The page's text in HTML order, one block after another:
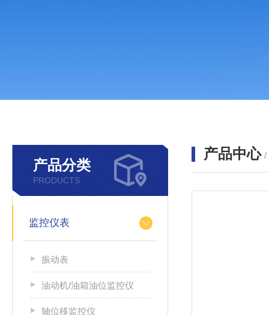
产品分类
PRODUCTS
监控仪表
振动表
油动机/油箱油位监控仪
轴位移监控仪
产品中心 /